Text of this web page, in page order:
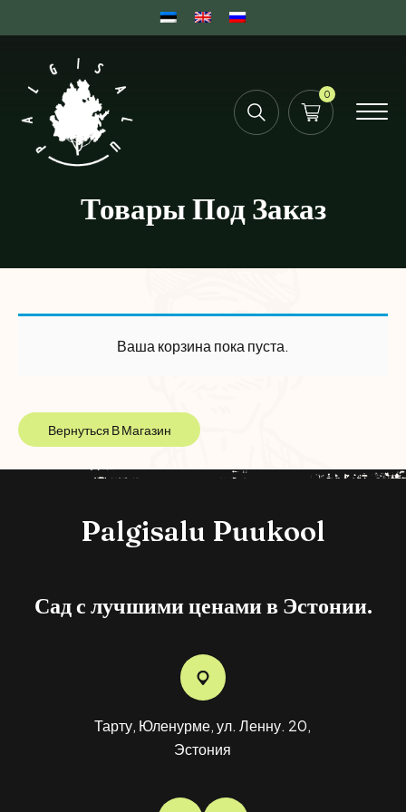
0
Товары Под Заказ
Ваша корзина пока пуста.
Вернуться В Магазин
Palgisalu Puukool
Сад с лучшими ценами в Эстонии.
Тарту, Юленурме, ул. Ленну. 20,
Эстония